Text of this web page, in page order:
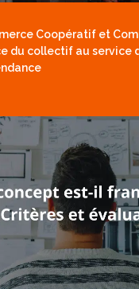
Coopératif et
du collectif au service